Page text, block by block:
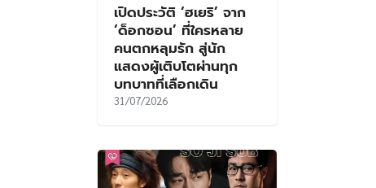
เปิดประวัติ ‘ฮเยริ’ จาก
‘ด็อกซอน’ ที่ใครหลาย
คนตกหลุมรัก สู่นัก
แสดงผู้เติบโตผ่านทุก
บทบาทที่เลือกเดิน
31/07/2026